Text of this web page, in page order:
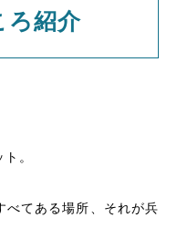
ろ紹介
。
べてある場所、それが兵